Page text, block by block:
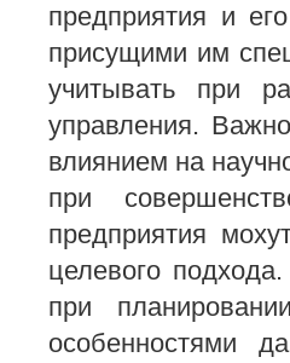
предприятия и
присущими им
учитывать при
управления.
влиянием на
при
предприятия
целевого
при
особенностями